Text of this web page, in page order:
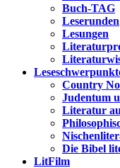
Buch-TAG
Leserunden
Lesungen
Country
Judentum
Literatur
Die Bibel
LitFilm